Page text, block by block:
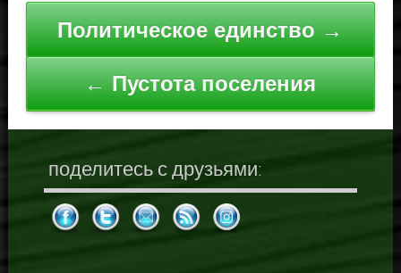
Навигация
по
записям
Политическое единство →
← Пустота поселения
поделитесь с друзьями: